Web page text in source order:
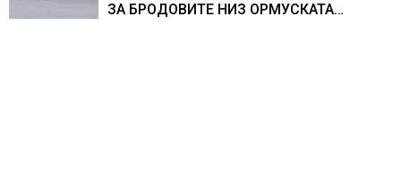
ЗА БРОДОВИТЕ НИЗ ОРМУСКАТА